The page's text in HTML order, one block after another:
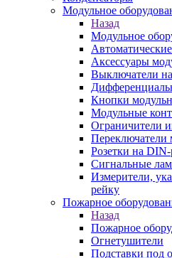
Модульное
Назад
Модульное
Аксессуары
Выключатели
Кнопки
Модульные
Ограничители
Переключатели
Розетки на
Сигнальные
Измерители,
рейку
Пожарное
Назад
Пожарное
Огнетушители
Подставки под